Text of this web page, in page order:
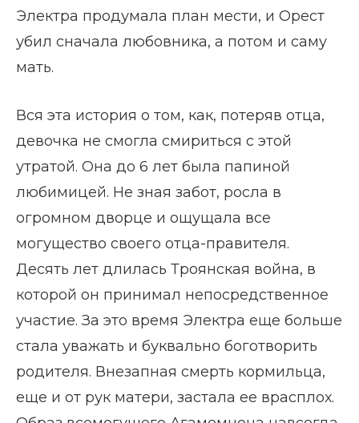
Электра продумала план мести, и Орест
убил сначала любовника, а потом и саму
мать.
Вся эта история о том, как, потеряв отца,
девочка не смогла смириться с этой
утратой. Она до 6 лет была папиной
любимицей. Не зная забот, росла в
огромном дворце и ощущала все
могущество своего отца-правителя.
Десять лет длилась Троянская война, в
которой он принимал непосредственное
участие. За это время Электра еще больше
стала уважать и буквально боготворить
родителя. Внезапная смерть кормильца,
еще и от рук матери, застала ее врасплох.